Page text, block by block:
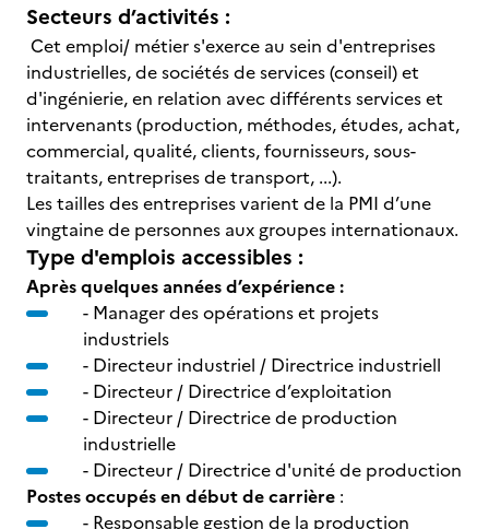
Secteurs d’activités :
Cet emploi/ métier s'exerce au sein d'entreprises
industrielles, de sociétés de services (conseil) et
d'ingénierie, en relation avec différents services et
intervenants (production, méthodes, études, achat,
commercial, qualité, clients, fournisseurs, sous-
traitants, entreprises de transport, ...).
Les tailles des entreprises varient de la PMI d’une
vingtaine de personnes aux groupes internationaux.
Type d'emplois accessibles :
Après quelques années d’expérience :
- Manager des opérations et projets
industriels
- Directeur industriel / Directrice industriell
- Directeur / Directrice d’exploitation
- Directeur / Directrice de production
industrielle
- Directeur / Directrice d'unité de production
Postes occupés en début de carrière :
- Responsable gestion de la production